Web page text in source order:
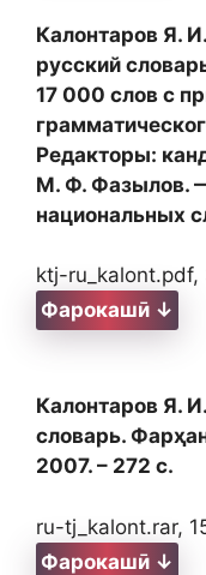
Калонтаров Я.
русский
17 000 слов с
Редакторы:
М. Ф. Фазылов.
национальных
ktj-ru_kalont.pdf,
Фарокашӣ ↓
Калонтаров Я.
словарь.
2007. – 272 с.
ru-tj_kalont.rar,
Фарокашӣ ↓